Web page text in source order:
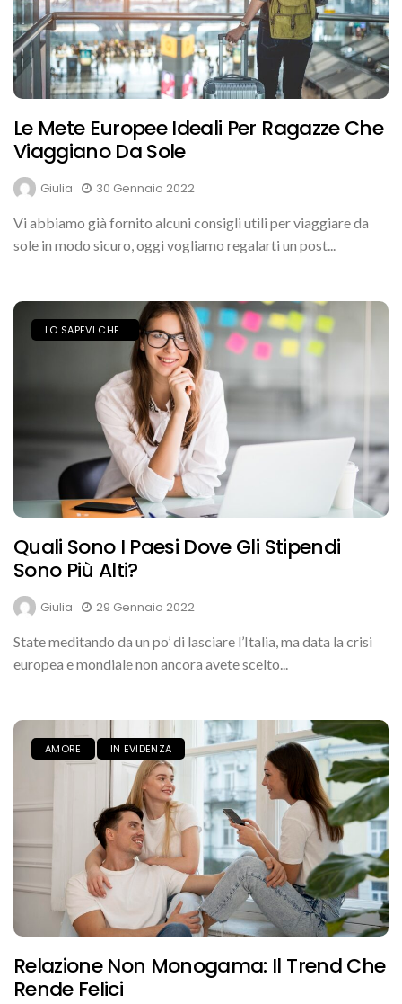
Le Mete Europee Ideali Per Ragazze Che
Viaggiano Da Sole
Giulia
30 Gennaio 2022
Vi abbiamo già fornito alcuni consigli utili per viaggiare da
sole in modo sicuro, oggi vogliamo regalarti un post...
LO SAPEVI CHE...
Quali Sono I Paesi Dove Gli Stipendi
Sono Più Alti?
Giulia
29 Gennaio 2022
State meditando da un po’ di lasciare l’Italia, ma data la crisi
europea e mondiale non ancora avete scelto...
AMORE IN EVIDENZA
Relazione Non Monogama: Il Trend Che
Rende Felici